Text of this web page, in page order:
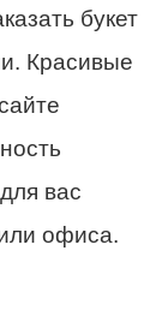
букет
Красивые
вас
офиса.